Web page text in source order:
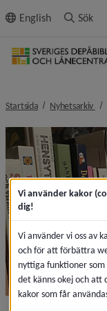
innehållet
English Sök
Startsida Nyhetsarkiv
Vi använder kakor
dig!
Vi använder vi oss av
och för att förbättra
nyttiga funktioner
det känns okej och att
kakor som får